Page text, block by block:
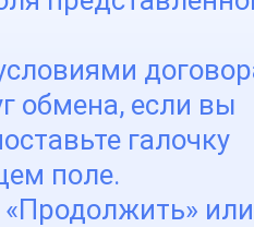
обмена, если вы
галочку
поле.
или